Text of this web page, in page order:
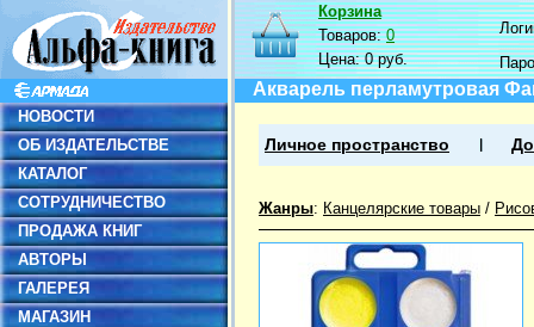
НОВОСТИ
ОБ ИЗДАТЕЛЬСТВЕ
КАТАЛОГ
СОТРУДНИЧЕСТВО
ПРОДАЖА КНИГ
АВТОРЫ
ГАЛЕРЕЯ
МАГАЗИН
Корзина
Товаров:0
Цена:0 руб.
Акварель перламутровая
Личное пространство
Жанры: Канцелярские товары /